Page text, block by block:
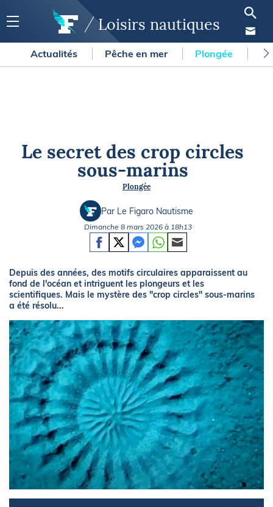
Loisirs nautiques
Actualités Pêche en mer Plongée
Le secret des crop circles
sous-marins
Plongée
Par Le Figaro Nautisme
Dimanche 8 mars 2026 à 18h13
Depuis des années, des motifs circulaires apparaissent au
fond de l'océan et intriguent les plongeurs et les
scientifiques. Mais le mystère des "crop circles" sous-marins
a été résolu...